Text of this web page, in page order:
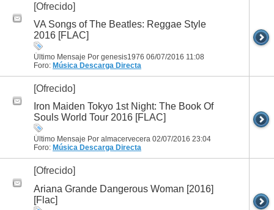
[Ofrecido]
VA Songs of The Beatles: Reggae Style
2016 [FLAC]
Último Mensaje Por genesis1976 06/07/2016 11:08
Foro: Música Descarga Directa
[Ofrecido]
Iron Maiden Tokyo 1st Night: The Book Of
Souls World Tour 2016 [FLAC]
Último Mensaje Por almacervecera 02/07/2016 23:04
Foro: Música Descarga Directa
[Ofrecido]
Ariana Grande Dangerous Woman [2016]
[Flac]